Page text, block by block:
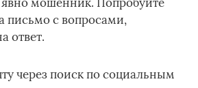
письмо с вопросами,
ответ.
через поиск по социальным